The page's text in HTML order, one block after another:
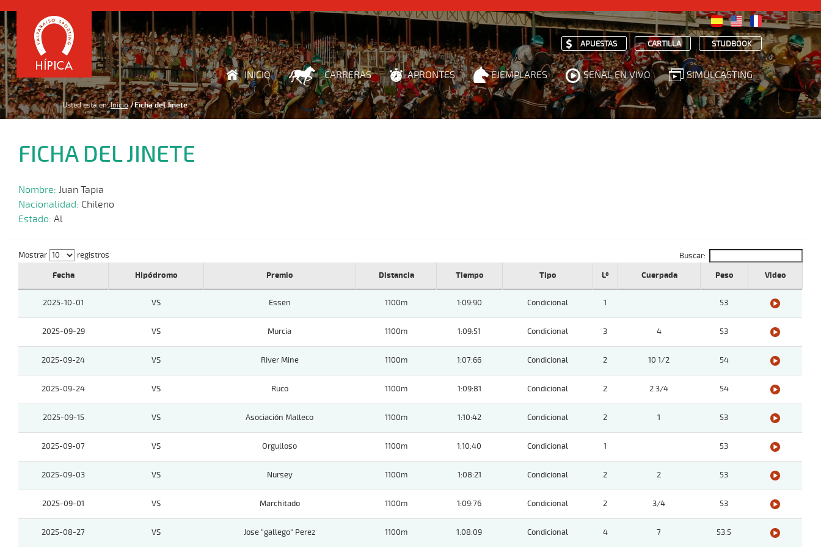
APUESTAS CARTILLA STUDBOOK
INICIO CARRERAS APRONTES EJEMPLARES SEÑAL EN VIVO SIMULCASTING
Usted está en: Inicio Ficha del Jinete
FICHA DEL JINETE
Nombre: Juan Tapia
Nacionalidad: Chileno
Estado: Al
Mostrar registros
Buscar:
Fecha
Hipódromo Premio Distancia Tiempo Tipo Lº Cuerpada Peso Video
2025-10-01 VS Essen 1100m 1:09:90 Condicional 1 53
2025-09-29 VS Murcia 1100m 1:09:51 Condicional 3 4 53
2025-09-24 VS River Mine 1100m 1:07:66 Condicional 2 10 1/2 54
2025-09-24 VS Ruco 1100m 1:09:81 Condicional 2 2 3/4 54
2025-09-15 VS Asociación Malleco 1100m 1:10:42 Condicional 2 1 53
2025-09-07 VS Orgulloso 1100m 1:10:40 Condicional 1 53
2025-09-03 VS Nursey 1100m 1:08:21 Condicional 2 2 53
2025-09-01 VS Marchitado 1100m 1:09:76 Condicional 2 3/4 53
2025-08-27 VS Jose "gallego" Perez 1100m 1:08:09 Condicional 4 7 53.5